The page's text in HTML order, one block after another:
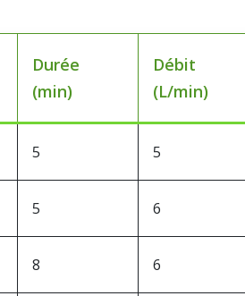
Durée
(min)
Débit
(L/min)
5 5
5 6
8 6